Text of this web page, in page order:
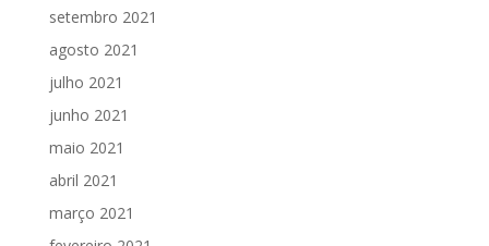
setembro 2021
agosto 2021
julho 2021
junho 2021
maio 2021
abril 2021
março 2021